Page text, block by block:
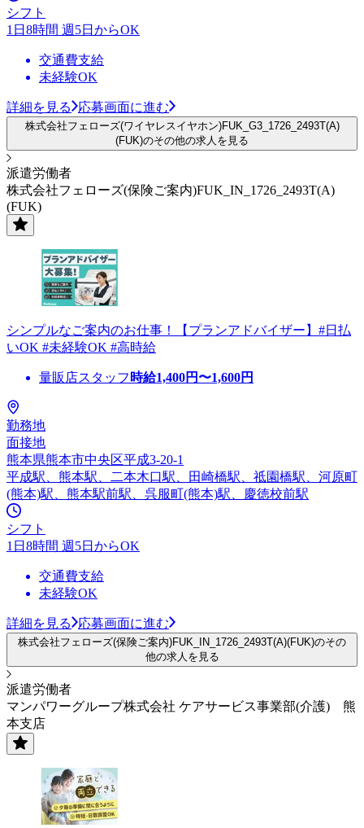
シフト
1日8時間 週5日からOK
交通費支給
未経験OK
詳細を見る 応募画面に進む
株式会社フェローズ(ワイヤレスイヤホン)FUK_G3_1726_2493T(A)
(FUK)のその他の求人を見る
派遣労働者
株式会社フェローズ(保険ご案内)FUK_IN_1726_2493T(A)
(FUK)
シンプルなご案内のお仕事！【プランアドバイザー】#日払
いOK #未経験OK #高時給
量販店スタッフ 時給1,400円〜1,600円
勤務地
面接地
熊本県熊本市中央区平成3-20-1
平成駅、熊本駅、二本木口駅、田崎橋駅、祗園橋駅、河原町
(熊本)駅、熊本駅前駅、呉服町(熊本)駅、慶徳校前駅
シフト
1日8時間 週5日からOK
交通費支給
未経験OK
詳細を見る 応募画面に進む
株式会社フェローズ(保険ご案内)FUK_IN_1726_2493T(A)(FUK)のその
他の求人を見る
派遣労働者
マンパワーグループ株式会社 ケアサービス事業部(介護) 熊
本支店